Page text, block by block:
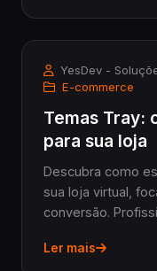
YesDev -
E-commerce
Temas Tray:
para sua loja
Descubra como
sua loja virtual,
conversão.
Ler mais